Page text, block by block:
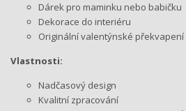
Dárek pro maminku nebo babičku
Dekorace do interiéru
Originální valentýnské překvapení
Vlastnosti:
Nadčasový design
Kvalitní zpracování